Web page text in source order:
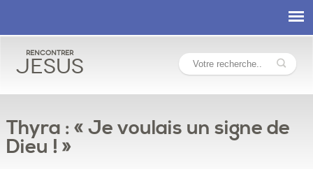
Rencontrer
Jesus
Thyra : « Je voulais un signe de
Dieu ! »